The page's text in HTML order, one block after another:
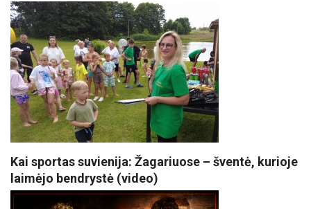
Kai sportas suvienija: Žagariuose – šventė, kurioje
laimėjo bendrystė (video)